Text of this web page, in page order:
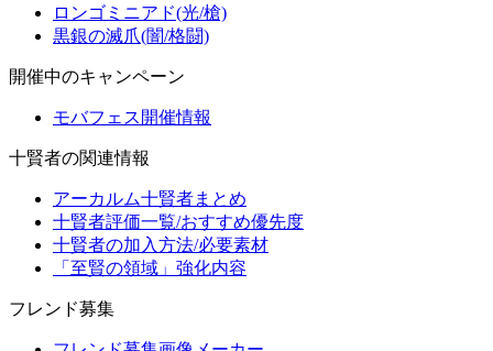
ロンゴミニアド(光/槍)
黒銀の滅爪(闇/格闘)
開催中のキャンペーン
モバフェス開催情報
十賢者の関連情報
アーカルム十賢者まとめ
十賢者評価一覧/おすすめ優先度
十賢者の加入方法/必要素材
「至賢の領域」強化内容
フレンド募集